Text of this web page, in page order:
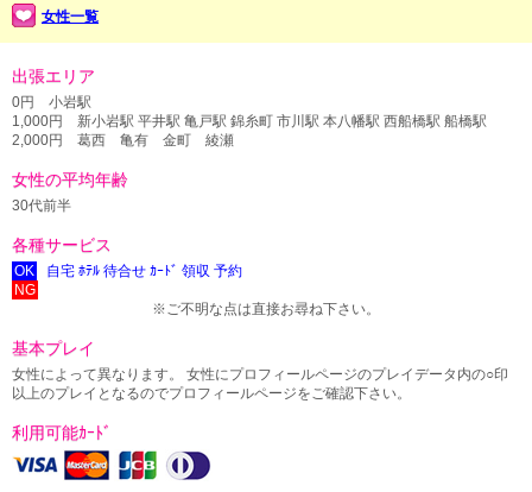
女性一覧
出張エリア
0円 小岩駅
1,000円 新小岩駅 平井駅 亀戸駅 錦糸町 市川駅 本八幡駅 西船橋駅 船橋駅
2,000円 葛西 亀有 金町 綾瀬
女性の平均年齢
30代前半
各種サービス
OK
自宅 ﾎﾃﾙ 待合せ ｶｰﾄﾞ 領収 予約
NG
※ご不明な点は直接お尋ね下さい。
基本プレイ
女性によって異なります。 女性にプロフィールページのプレイデータ内の○印
以上のプレイとなるのでプロフィールページをご確認下さい。
利用可能ｶｰﾄﾞ